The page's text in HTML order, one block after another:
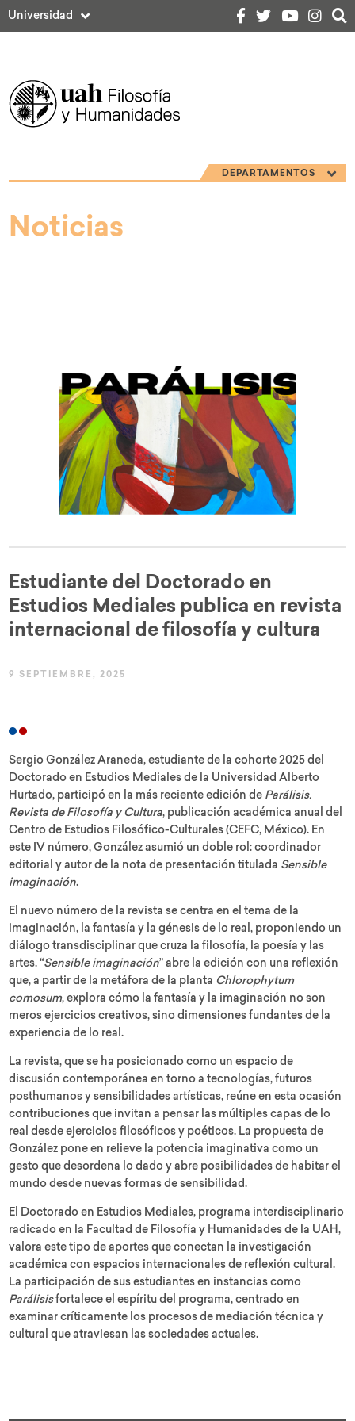
Universidad
DEPARTAMENTOS
Noticias
Estudiante del Doctorado en
Estudios Mediales publica en revista
internacional de filosofía y cultura
9 SEPTIEMBRE, 2025
Sergio González Araneda, estudiante de la cohorte 2025 del
Doctorado en Estudios Mediales de la Universidad Alberto
Hurtado, participó en la más reciente edición de Parálisis.
Revista de Filosofía y Cultura, publicación académica anual del
Centro de Estudios Filosófico-Culturales (CEFC, México). En
este IV número, González asumió un doble rol: coordinador
editorial y autor de la nota de presentación titulada Sensible
imaginación.
El nuevo número de la revista se centra en el tema de la
imaginación, la fantasía y la génesis de lo real, proponiendo un
diálogo transdisciplinar que cruza la filosofía, la poesía y las
artes. “Sensible imaginación” abre la edición con una reflexión
que, a partir de la metáfora de la planta Chlorophytum
comosum, explora cómo la fantasía y la imaginación no son
meros ejercicios creativos, sino dimensiones fundantes de la
experiencia de lo real.
La revista, que se ha posicionado como un espacio de
discusión contemporánea en torno a tecnologías, futuros
posthumanos y sensibilidades artísticas, reúne en esta ocasión
contribuciones que invitan a pensar las múltiples capas de lo
real desde ejercicios filosóficos y poéticos. La propuesta de
González pone en relieve la potencia imaginativa como un
gesto que desordena lo dado y abre posibilidades de habitar el
mundo desde nuevas formas de sensibilidad.
El Doctorado en Estudios Mediales, programa interdisciplinario
radicado en la Facultad de Filosofía y Humanidades de la UAH,
valora este tipo de aportes que conectan la investigación
académica con espacios internacionales de reflexión cultural.
La participación de sus estudiantes en instancias como
Parálisisfortalece el espíritu del programa, centrado en
examinar críticamente los procesos de mediación técnica y
cultural que atraviesan las sociedades actuales.